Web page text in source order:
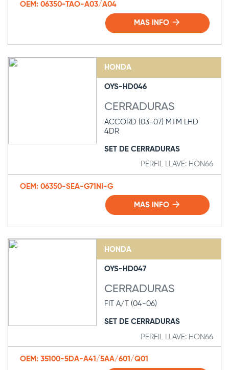
OEM: 06350-TAO-A03/A04
MAS INFO
HONDA
OYS-HD046
CERRADURAS
ACCORD (03-07) MTM LHD
4DR
SET DE CERRADURAS
PERFIL LLAVE: HON66
OEM: 06350-SEA-G71NI-G
MAS INFO
HONDA
OYS-HD047
CERRADURAS
FIT A/T (04-06)
SET DE CERRADURAS
PERFIL LLAVE: HON66
OEM: 35100-5DA-A41/5AA/601/Q01